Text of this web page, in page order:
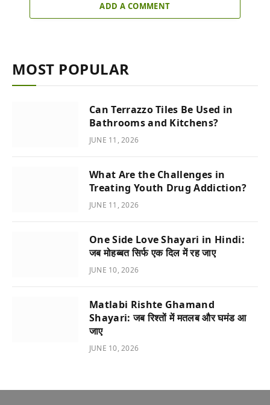
ADD A COMMENT
MOST POPULAR
Can Terrazzo Tiles Be Used in
Bathrooms and Kitchens?
JUNE 11, 2026
What Are the Challenges in
Treating Youth Drug Addiction?
JUNE 11, 2026
One Side Love Shayari in Hindi:
जब मोहब्बत सिर्फ एक दिल में रह जाए
JUNE 10, 2026
Matlabi Rishte Ghamand
Shayari: जब रिश्तों में मतलब और घमंड आ
जाए
JUNE 10, 2026